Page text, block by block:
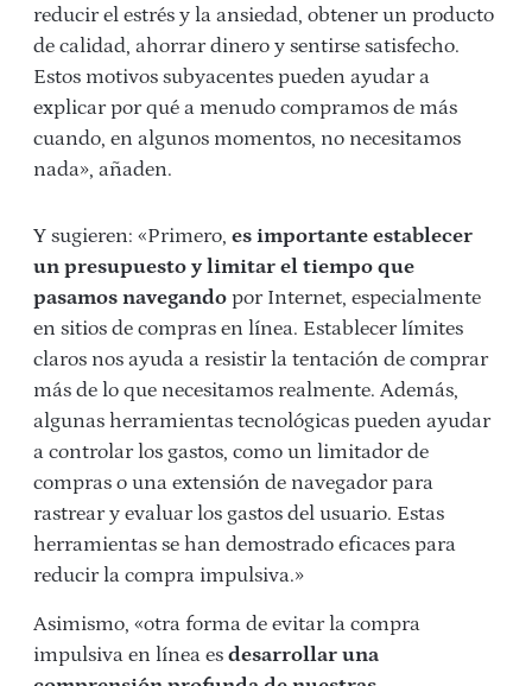
reducir el estrés y la ansiedad, obtener un producto
de calidad, ahorrar dinero y sentirse satisfecho.
Estos motivos subyacentes pueden ayudar a
explicar por qué a menudo compramos de más
cuando, en algunos momentos, no necesitamos
nada», añaden.
Y sugieren: «Primero, es importante establecer
un presupuesto y limitar el tiempo que
pasamos navegando por Internet, especialmente
en sitios de compras en línea. Establecer límites
claros nos ayuda a resistir la tentación de comprar
más de lo que necesitamos realmente. Además,
algunas herramientas tecnológicas pueden ayudar
a controlar los gastos, como un limitador de
compras o una extensión de navegador para
rastrear y evaluar los gastos del usuario. Estas
herramientas se han demostrado eficaces para
reducir la compra impulsiva.»
Asimismo, «otra forma de evitar la compra
impulsiva en línea es desarrollar una